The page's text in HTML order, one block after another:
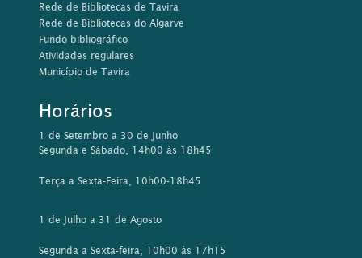
Rede de Bibliotecas de Tavira
Rede de Bibliotecas do Algarve
Fundo bibliográfico
Atividades regulares
Município de Tavira
Horários
1 de Setembro a 30 de Junho
Segunda e Sábado, 14h00 às 18h45
Terça a Sexta-Feira, 10h00-18h45
1 de Julho a 31 de Agosto
Segunda a Sexta-feira, 10h00 às 17h15